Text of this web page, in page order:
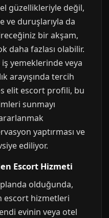
güzellikleriyle değil,
ve duruşlarıyla da
bir akşam,
daha fazlası olabilir.
yemeklerinde veya
arayışında tercih
elit escort profili, bu
sunmayı
yaptırması ve
ediliyor.
Escort Hizmeti
olduğunda,
escort hizmetleri
evinin veya otel